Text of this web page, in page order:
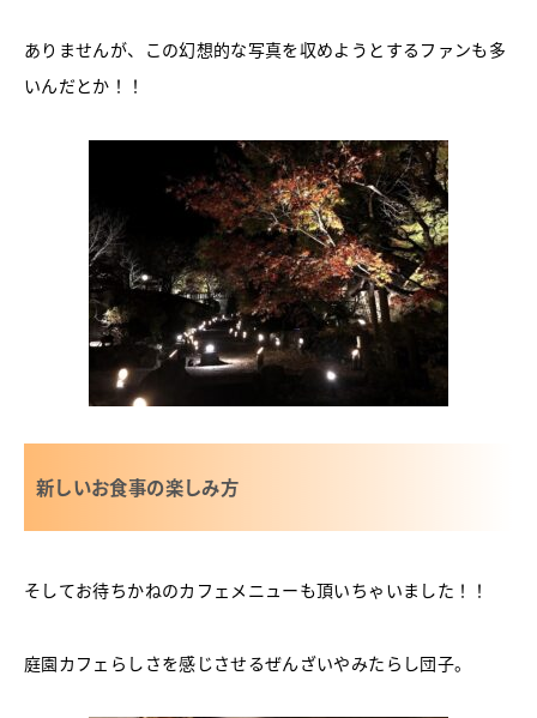
ありませんが、この幻想的な写真を収めようとするファンも多
いんだとか！！
新しいお食事の楽しみ方
そしてお待ちかねのカフェメニューも頂いちゃいました！！
庭園カフェらしさを感じさせるぜんざいやみたらし団子。